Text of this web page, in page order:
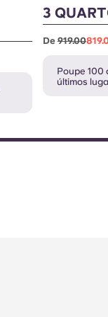
3
De919.00
Poupe 100
últimos